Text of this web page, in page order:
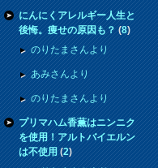
にんにくアレルギー人生と
後悔。痩せの原因も？(8)
のりたまさんより
あみさんより
のりたまさんより
プリマハム香薫はニンニク
を使用！アルトバイエルン
は不使用(2)